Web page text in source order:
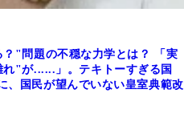
"問題の不穏な力学とは？ 「実
"が......」。テキトーすぎる国
、国民が望んでいない皇室典範改